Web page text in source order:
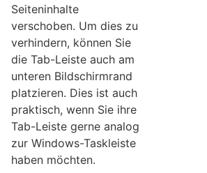
Seiteninhalte
verschoben. Um dies zu
verhindern, können Sie
die Tab-Leiste auch am
unteren Bildschirmrand
platzieren. Dies ist auch
praktisch, wenn Sie ihre
Tab-Leiste gerne analog
zur Windows-Taskleiste
haben möchten.